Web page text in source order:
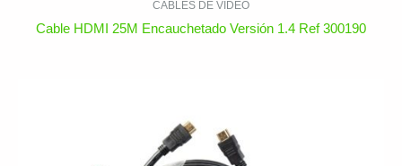
CABLES DE VIDEO
Cable HDMI 25M Encauchetado Versión 1.4 Ref 300190